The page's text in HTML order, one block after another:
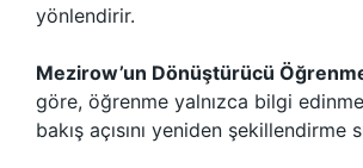
yönlendirir.
Mezirow’un Dönüştürücü
göre, öğrenme yalnızca bilgi
bakış açısını yeniden şekillendirme